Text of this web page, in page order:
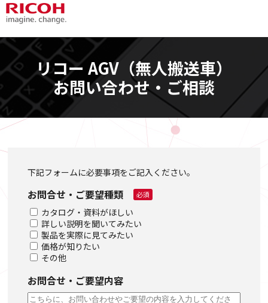
リコー AGV（無人搬送車）
お問い合わせ・ご相談
下記フォームに必要事項をご記入ください。
お問合せ・ご要望種類 必須
カタログ・資料がほしい
詳しい説明を聞いてみたい
製品を実際に見てみたい
価格が知りたい
その他
お問合せ・ご要望内容